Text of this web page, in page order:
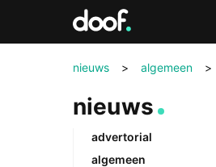
nieuws > algemeen >
nieuws
advertorial
algemeen
Doof.nl